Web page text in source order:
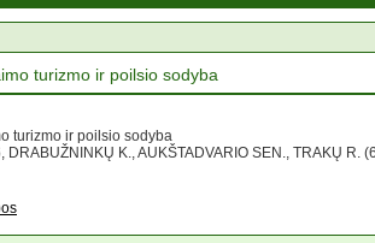
turizmo ir poilsio sodyba
turizmo ir poilsio sodyba
DRABUŽNINKŲ K., AUKŠTADVARIO SEN., TRAKŲ R.